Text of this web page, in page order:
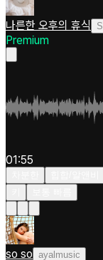
나른한 오후의 휴식
Premium
01:55
so so ayalmusic